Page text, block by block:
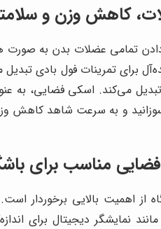
کاهش وزن و
دادن تمامی عضلات بدن به
برای تمرینات فول بادی
می‌کند. اسکی فضایی،
مناسب برای
از اهمیت بالایی برخوردار
نمایشگر دیجیتال برای